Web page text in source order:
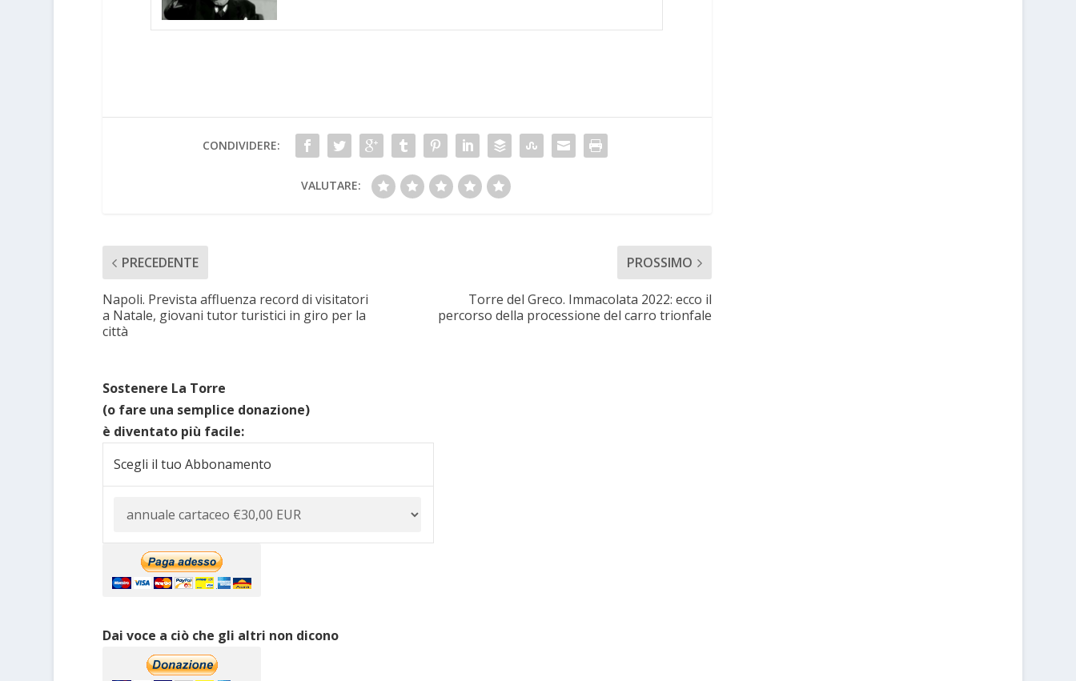
CONDIVIDERE:
VALUTARE:
PRECEDENTE
Napoli. Prevista affluenza record di visitatori
a Natale, giovani tutor turistici in giro per la
città
PROSSIMO
Torre del Greco. Immacolata 2022: ecco il
percorso della processione del carro trionfale
Sostenere La Torre
(o fare una semplice donazione)
è diventato più facile:
Scegli il tuo Abbonamento
Dai voce a ciò che gli altri non dicono